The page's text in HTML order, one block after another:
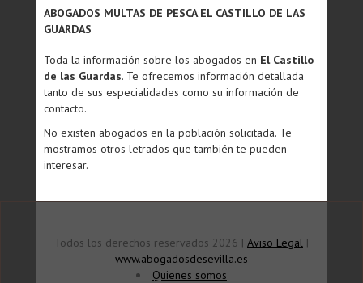
ABOGADOS MULTAS DE PESCA EL CASTILLO DE LAS
GUARDAS
Toda la información sobre los abogados en El Castillo
de las Guardas. Te ofrecemos información detallada
tanto de sus especialidades como su información de
contacto.
No existen abogados en la población solicitada. Te
mostramos otros letrados que también te pueden
interesar.
Todos los derechos reservados 2026 | Aviso Legal |
www.abogadosdesevilla.es
Quienes somos